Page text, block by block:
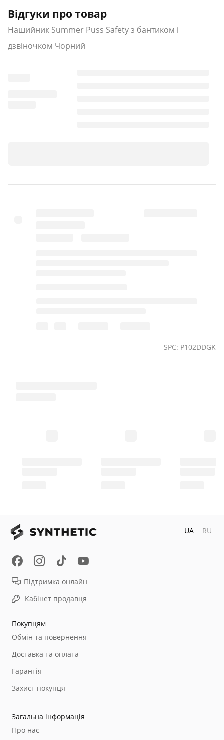
Відгуки про товар
Нашийник Summer Puss Safety з бантиком і
дзвіночком Чорний
SPC: P102DDGK
Покупцям
Обмін та повернення
Доставка та оплата
Гарантія
Захист покупця
Загальна інформація
Про нас
Підтримка онлайн
Кабінет продавця
UA RU